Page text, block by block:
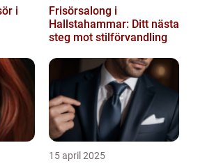
i
Frisörsalong i
Hallstahammar: Ditt nästa
steg mot stilförvandling
15 april 2025